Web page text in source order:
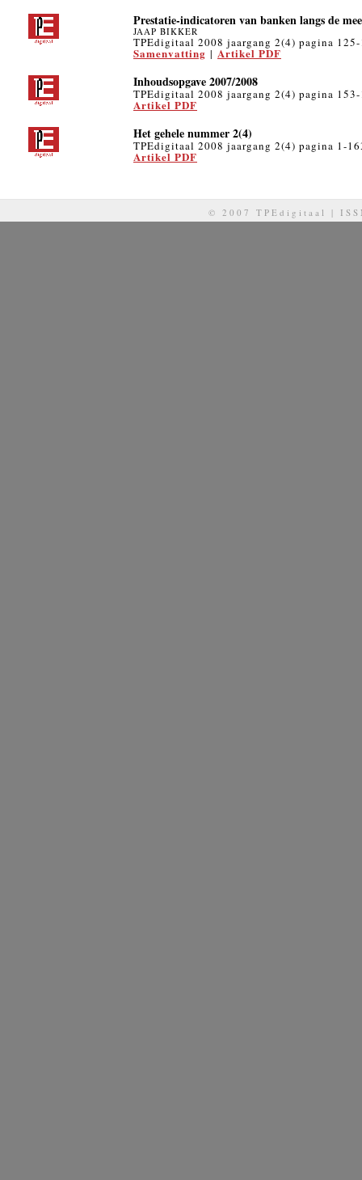
Prestatie-indicatoren van banken langs de
JAAP BIKKER
TPEdigitaal 2008 jaargang 2(4) pagina
Samenvatting | Artikel PDF
Inhoudsopgave 2007/2008
TPEdigitaal 2008 jaargang 2(4) pagina
Artikel PDF
Het gehele nummer 2(4)
TPEdigitaal 2008 jaargang 2(4) pagina 1-
Artikel PDF
© 2007 TPEdigitaal |